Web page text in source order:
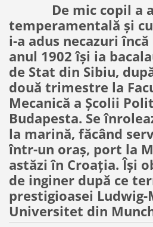
De mic copil a
temperamentală și
i-a adus necazuri
anul 1902 își ia
de Stat din Sibiu,
două trimestre la
Mecanică a Școlii
Budapesta. Se
la marină, făcând
într-un oraș, port la
astăzi în Croația. Își
de inginer după ce
prestigioasei
Universitet din